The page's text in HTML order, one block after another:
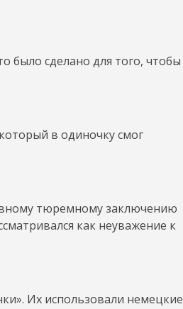
было сделано для того, чтобы
в одиночку смог
тюремному заключению
как неуважение к
Их использовали немецкие